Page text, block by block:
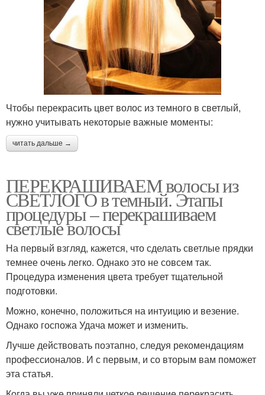
Чтобы перекрасить цвет волос из темного в светлый,
нужно учитывать некоторые важные моменты:
читать дальше →
ПЕРЕКРАШИВАЕМ волосы из
СВЕТЛОГО в темный. Этапы
процедуры – перекрашиваем
светлые волосы
На первый взгляд, кажется, что сделать светлые прядки
темнее очень легко. Однако это не совсем так.
Процедура изменения цвета требует тщательной
подготовки.
Можно, конечно, положиться на интуицию и везение.
Однако госпожа Удача может и изменить.
Лучше действовать поэтапно, следуя рекомендациям
профессионалов. И с первым, и со вторым вам поможет
эта статья.